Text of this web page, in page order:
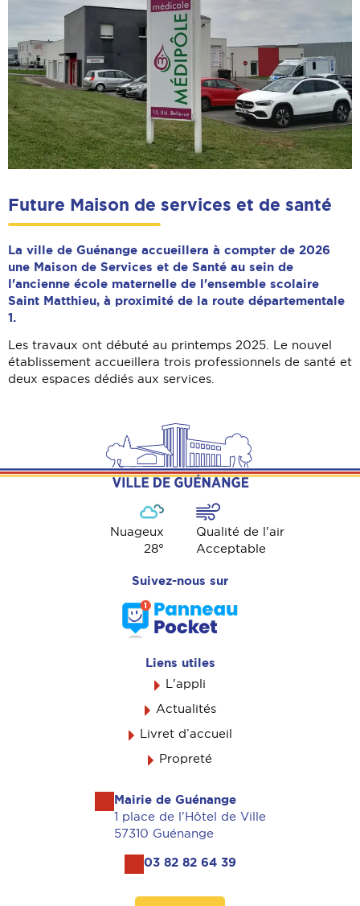
Future Maison de services et de santé
La ville de Guénange accueillera à compter de 2026
une Maison de Services et de Santé au sein de
l'ancienne école maternelle de l'ensemble scolaire
Saint Matthieu, à proximité de la route départementale
1.
Les travaux ont débuté au printemps 2025. Le nouvel
établissement accueillera trois professionnels de santé et
deux espaces dédiés aux services.
Nuageux
28°
Qualité de l'air
Acceptable
Suivez-nous sur
Liens utiles
L'appli
Actualités
Livret d’accueil
Propreté
Mairie de Guénange
1 place de l'Hôtel de Ville
57310 Guénange
03 82 82 64 39